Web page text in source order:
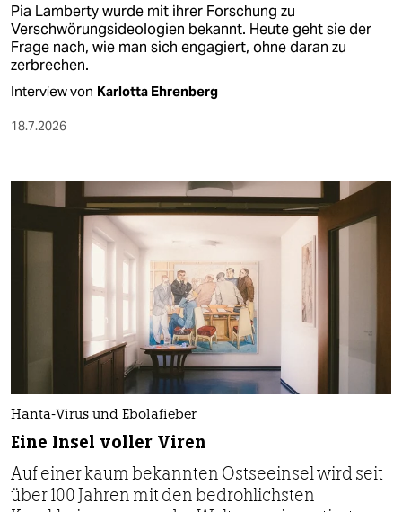
Pia Lamberty wurde mit ihrer Forschung zu
Verschwörungsideologien bekannt. Heute geht sie der
Frage nach, wie man sich engagiert, ohne daran zu
zerbrechen.
Interview von Karlotta Ehrenberg
18.7.2026
Hanta-Virus und Ebolafieber
Eine Insel voller Viren
Auf einer kaum bekannten Ostseeinsel wird seit
über 100 Jahren mit den bedrohlichsten